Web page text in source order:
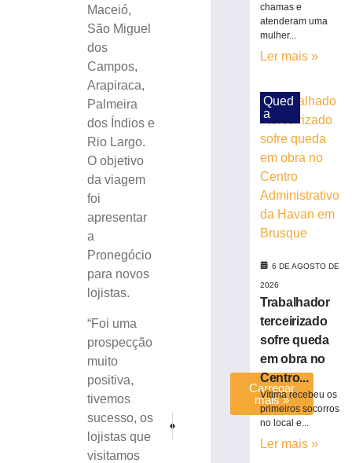
Maceió,
São Miguel
dos
Campos,
Arapiraca,
Palmeira
dos Índios e
Rio Largo.
O objetivo
da viagem
foi
apresentar
a
Pronegócio
para novos
lojistas.
“Foi uma
prospecção
muito
positiva,
tivemos
sucesso, os
lojistas que
visitamos
escultor
Theichmann
estudantes
história
patrimônio
cultural
Brusque
Carregar
mais »
chamas e
atenderam uma
mulher...
Ler mais »
Qued
a
6 DE AGOSTO DE
2026
Trabalhador
terceirizado
sofre queda
em obra no
Centro...
Vítima recebeu os
primeiros socorros
no local e...
Ler mais »